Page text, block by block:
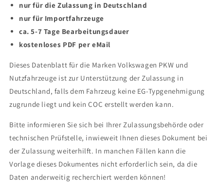
nur für die Zulassung in Deutschland
nur für Importfahrzeuge
ca. 5-7 Tage Bearbeitungsdauer
kostenloses PDF per eMail
Dieses Datenblatt für die Marken Volkswagen PKW und
Nutzfahrzeuge ist zur Unterstützung der Zulassung in
Deutschland, falls dem Fahrzeug keine EG-Typgenehmigung
zugrunde liegt und kein COC erstellt werden kann.
Bitte informieren Sie sich bei Ihrer Zulassungsbehörde oder
technischen Prüfstelle, inwieweit Ihnen dieses Dokument bei
der Zulassung weiterhilft. In manchen Fällen kann die
Vorlage dieses Dokumentes nicht erforderlich sein, da die
Daten anderweitig recherchiert werden können!